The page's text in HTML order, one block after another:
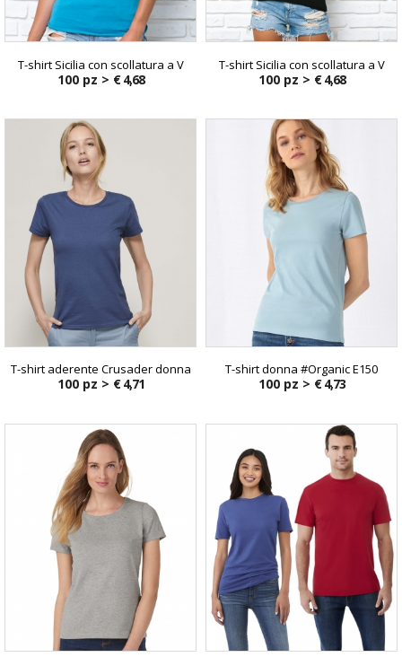
T-shirt Sicilia con scollatura a V
100 pz > € 4,68
T-shirt Sicilia con scollatura a V
100 pz > € 4,68
T-shirt aderente Crusader donna
100 pz > € 4,71
T-shirt donna #Organic E150
100 pz > € 4,73